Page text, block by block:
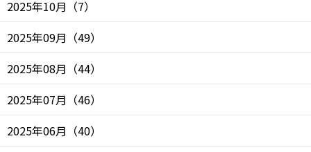
2025年10月 （7）
2025年09月 （49）
2025年08月 （44）
2025年07月 （46）
2025年06月 （40）